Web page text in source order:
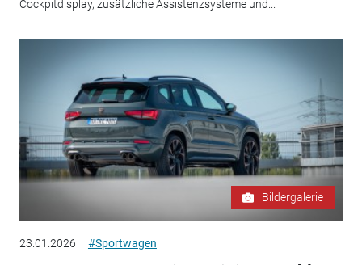
Cockpitdisplay, zusätzliche Assistenzsysteme und...
Bildergalerie
23.01.2026 #Sportwagen